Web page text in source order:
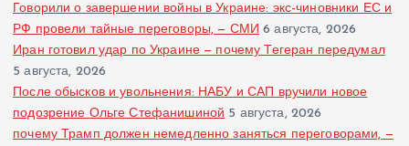
Говорили о завершении войны в Украине: экс-чиновники ЕС и
РФ провели тайные переговоры, — СМИ 6 августа, 2026
Иран готовил удар по Украине — почему Тегеран передумал
5 августа, 2026
После обысков и увольнения: НАБУ и САП вручили новое
подозрение Ольге Стефанишиной 5 августа, 2026
почему Трамп должен немедленно заняться переговорами, —